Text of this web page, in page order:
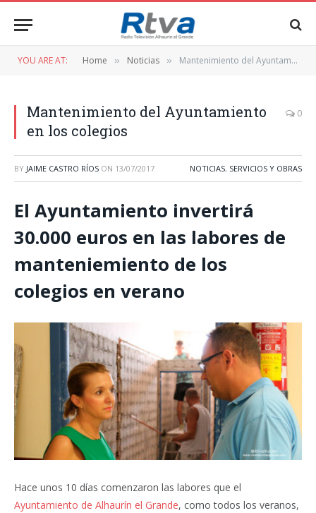
YOU ARE AT: Home » Noticias » Mantenimiento del Ayuntamiento en los colegios
Mantenimiento del Ayuntamiento
en los colegios
0
BY JAIME CASTRO RÍOS ON 13/07/2017 NOTICIAS, SERVICIOS Y OBRAS
El Ayuntamiento invertirá
30.000 euros en las labores de
manteniemiento de los
colegios en verano
Hace unos 10 días comenzaron las labores que el
Ayuntamiento de Alhaurín el Grande, como todos los veranos,